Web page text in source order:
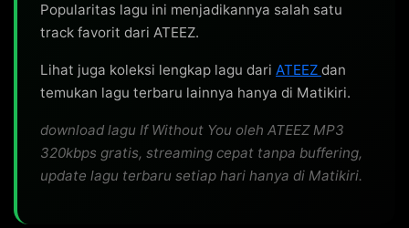
Popularitas lagu ini menjadikannya salah satu
track favorit dari ATEEZ.
Lihat juga koleksi lengkap lagu dari ATEEZ dan
temukan lagu terbaru lainnya hanya di Matikiri.
download lagu If Without You oleh ATEEZ MP3
320kbps gratis, streaming cepat tanpa buffering,
update lagu terbaru setiap hari hanya di Matikiri.